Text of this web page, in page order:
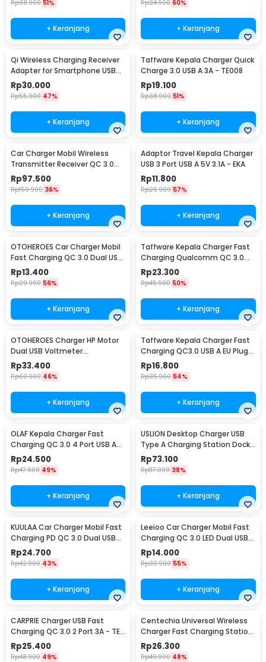
Rp38.900 51%
+ Keranjang
Rp24.900 60%
+ Keranjang
Qi Wireless Charging Receiver
Adapter for Smartphone USB
Type C - P9
Rp30.000
Rp55.900 47%
+ Keranjang
Taffware Kepala Charger Quick
Charge 3.0 USB A 3A - TE008
Rp19.100
Rp38.900 51%
+ Keranjang
Car Charger Mobil Wireless
Transmitter Receiver QC 3.0
Dual USB 3.1A - HY-82
Rp97.500
Rp150.900 36%
+ Keranjang
Adaptor Travel Kepala Charger
USB 3 Port USB A 5V 3.1A - EKA
Rp11.800
Rp26.900 57%
+ Keranjang
OTOHEROES Car Charger Mobil
Fast Charging QC 3.0 Dual USB
3.1A 30W - DC-681
Rp13.400
Rp29.900 56%
+ Keranjang
Taffware Kepala Charger Fast
Charging Qualcomm QC 3.0
USB 3 Port USB - AR-QC-03
Rp23.300
Rp45.900 50%
+ Keranjang
OTOHEROES Charger HP Motor
Dual USB Voltmeter
Waterproof 4.2A - Y451
Rp33.400
Rp60.900 46%
+ Keranjang
Taffware Kepala Charger Fast
Charging QC3.0 USB A EU Plug
3A 18W - TE-007
Rp16.800
Rp35.900 54%
+ Keranjang
OLAF Kepala Charger Fast
Charging QC 3.0 4 Port USB A
48 W - BK-376
Rp24.500
Rp47.900 49%
+ Keranjang
USLION Desktop Charger USB
Type A Charging Station Dock
5 Port 4A - US04
Rp73.100
Rp117.900 38%
+ Keranjang
KUULAA Car Charger Mobil Fast
Charging PD QC 3.0 Dual USB
1.67A 20W - A318
Rp24.700
Rp42.900 43%
+ Keranjang
Leeioo Car Charger Mobil Fast
Charging QC 3.0 LED Dual USB
Port 2.4A - LE001
Rp14.000
Rp30.900 55%
+ Keranjang
CARPRIE Charger USB Fast
Charging QC 3.0 2 Port 3A - TE-
820
Rp25.400
Rp48.900 49%
Centechia Universal Wireless
Charger Fast Charging Station
Base 2A 10W - K8
Rp26.300
Rp49.900 48%